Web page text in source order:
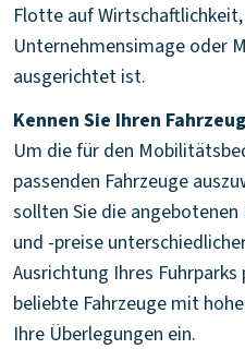
Flotte auf
Unternehmensimage oder
ausgerichtet ist.
Kennen Sie Ihren
Um die für den
passenden Fahrzeuge
sollten Sie die
und -preise
Ausrichtung Ihres Fuhrparks
beliebte Fahrzeuge mit
Ihre Überlegungen ein.